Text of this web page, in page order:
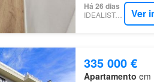
Há 26 dias
IDEALISTA.PT Ver
335 000 €
Apartamento em